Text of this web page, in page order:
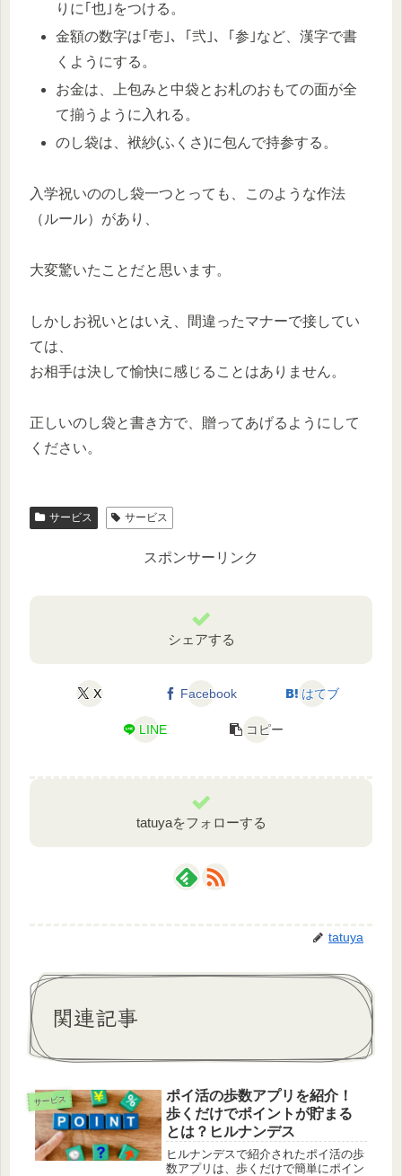
りに｢也｣をつける。
金額の数字は｢壱｣、｢弐｣、｢参｣など、漢字で書
くようにする。
お金は、上包みと中袋とお札のおもての面が全
て揃うように入れる。
のし袋は、袱紗(ふくさ)に包んで持参する。
入学祝いののし袋一つとっても、このような作法
（ルール）があり、
大変驚いたことだと思います。
しかしお祝いとはいえ、間違ったマナーで接してい
ては、
お相手は決して愉快に感じることはありません。
正しいのし袋と書き方で、贈ってあげるようにして
ください。
サービス サービス
スポンサーリンク
シェアする
X Facebook はてブ
LINE コピー
tatuyaをフォローする
tatuya
関連記事
サービス
ポイ活の歩数アプリを紹介！
歩くだけでポイントが貯まる
とは？ヒルナンデス
ヒルナンデスで紹介されたポイ活の歩
数アプリは、歩くだけで簡単にポイン